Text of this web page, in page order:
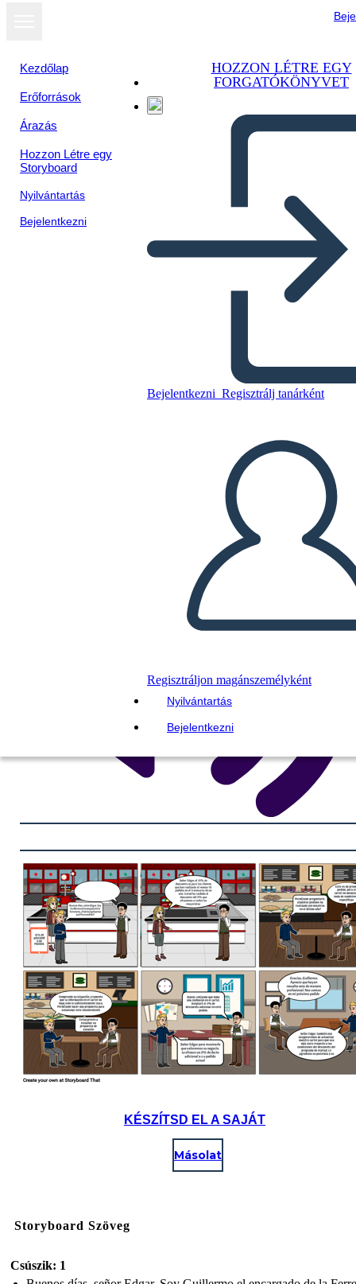
Kezdőlap
Erőforrások
Árazás
Hozzon Létre egy
Storyboard
Nyilvántartás
Bejelentkezni
HOZZON LÉTRE EGY
FORGATÓKÖNYVET
Bejelentkezni Regisztrálj tanárként
Regisztráljon magánszemélyként
Nyilvántartás
Bejelentkezni
DIAVETÍTÉS LEJÁTSZÁSA
OLVASS NEKEM
Megtekintés
diavetítésként
KÉSZÍTSD EL A SAJÁT
Másolat
Storyboard Szöveg
Csúszik: 1